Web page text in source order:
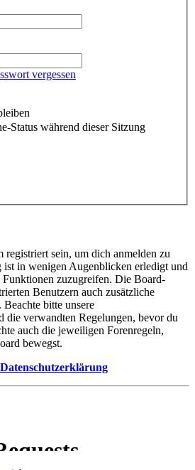
vergessen
Status während dieser Sitzung
registriert sein, um dich anmelden zu
in wenigen Augenblicken erledigt und
zuzugreifen. Die Board-
Benutzern auch zusätzliche
bitte unsere
die verwandten Regelungen, bevor du
auch die jeweiligen Forenregeln,
bewegst.
Datenschutzerklärung